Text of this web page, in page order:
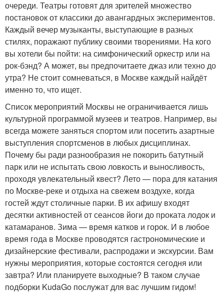
очереди. Театры готовят для зрителей множество
постановок от классики до авангардных экспериментов.
Каждый вечер музыканты, выступающие в разных
стилях, поражают публику своими творениями. На кого
вы хотели бы пойти: на симфонический оркестр или на
рок-бэнд? А может, вы предпочитаете джаз или техно до
утра? Не стоит сомневаться, в Москве каждый найдёт
именно то, что ищет.
Список мероприятий Москвы не ограничивается лишь
культурной программой музеев и театров. Например, вы
всегда можете заняться спортом или посетить азартные
выступления спортсменов в любых дисциплинах.
Почему бы ради разнообразия не покорить батутный
парк или не испытать свою ловкость и выносливость,
проходя увлекательный квест? Лето — пора для катания
по Москве-реке и отдыха на свежем воздухе, когда
гостей ждут столичные парки. В их афишу входят
десятки активностей от сеансов йоги до проката лодок и
катамаранов. Зима — время катков и горок. И в любое
время года в Москве проводятся гастрономические и
дизайнерские фестивали, распродажи и экскурсии. Вам
нужны мероприятия, которые состоятся сегодня или
завтра? Или планируете выходные? В таком случае
подборки KudaGo послужат для вас лучшим гидом!